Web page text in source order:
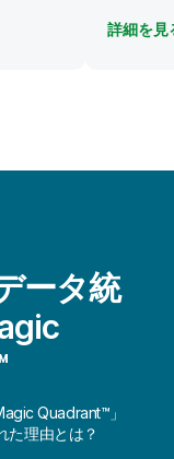
詳細を見
ータ統
Quadrant™」
た理由とは？